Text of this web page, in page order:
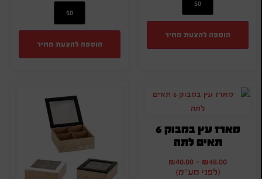
הוספה להצעת מחיר
הוספה להצעת מחיר
מארז עץ במבוק 6
תאים לתה
₪48.00
-
₪40.00
(לפני מע"מ)